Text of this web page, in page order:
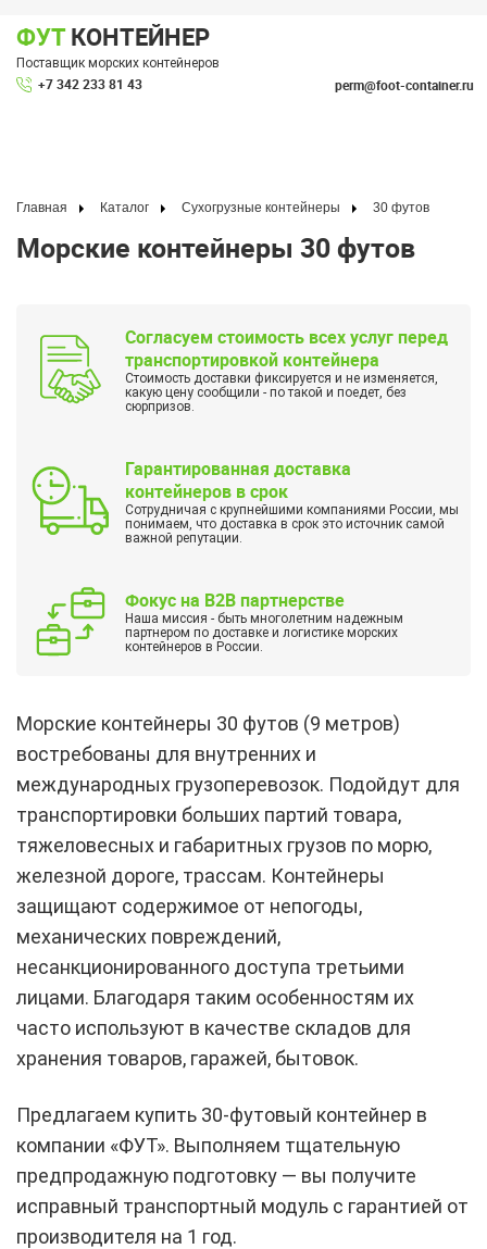
ФУТКОНТЕЙНЕР
Поставщик морских контейнеров
+7 342 233 81 43 perm@foot-container.ru
Главная Каталог Сухогрузные контейнеры 30 футов
Морские контейнеры 30 футов
Согласуем стоимость всех услуг перед
транспортировкой контейнера
Стоимость доставки фиксируется и не изменяется,
какую цену сообщили - по такой и поедет, без
сюрпризов.
Гарантированная доставка
контейнеров в срок
Сотрудничая с крупнейшими компаниями России, мы
понимаем, что доставка в срок это источник самой
важной репутации.
Фокус на B2B партнерстве
Наша миссия - быть многолетним надежным
партнером по доставке и логистике морских
контейнеров в России.
Морские контейнеры 30 футов (9 метров)
востребованы для внутренних и
международных грузоперевозок. Подойдут для
транспортировки больших партий товара,
тяжеловесных и габаритных грузов по морю,
железной дороге, трассам. Контейнеры
защищают содержимое от непогоды,
механических повреждений,
несанкционированного доступа третьими
лицами. Благодаря таким особенностям их
часто используют в качестве складов для
хранения товаров, гаражей, бытовок.
Предлагаем купить 30-футовый контейнер в
компании «ФУТ». Выполняем тщательную
предпродажную подготовку — вы получите
исправный транспортный модуль с гарантией от
производителя на 1 год.
меню